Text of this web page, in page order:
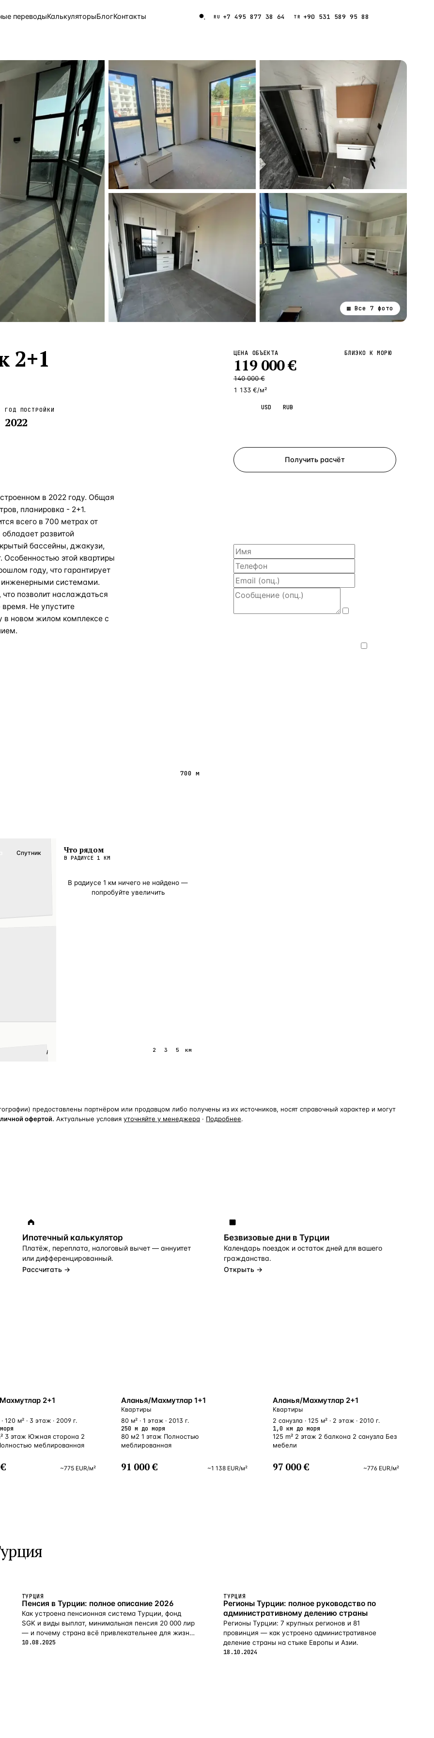
переводыКалькуляторыБлогКонтакты RU +7 495 877 38 64 TR +90 531 589 95 88
9 143 объекта
8 554 объекта
5 430 объектов
3 906 объектов
2 948 объектов
2 797 объектов
Россия · 3 920
Турция · 2 556
Таиланд · 2 172
Россия · 2 106
Турция · 2 092
Турция · 1 810
ЧАСТО ИЩУТ
Турция Россия Испания Кипр
Таиланд
Греция
▦ Все 7 фото
2+1
ГОД ПОСТРОЙКИ
2022
в 2022 году. Общая
планировка - 2+1.
всего в 700 метрах от
развитой
бассейны, джакузи,
Особенностью этой квартиры
году, что гарантирует
инженерными системами.
позволит наслаждаться
Не упустите
в новом жилом комплексе с
700 м
i
Спутник Что рядом
В РАДИУСЕ 1 КМ
В радиусе 1 км ничего не найдено —
попробуйте увеличить
2 3 5 км
ЦЕНА ОБЪЕКТА
119 000€
140 000 €
1 133 €/м²
БЛИЗКО К МОРЮ
USD RUB
Получить расчёт
предоставлены партнёром или продавцом либо получены из их источников, носят справочный характер и могут
офертой. Актуальные условия уточняйте у менеджера · Подробнее.
Ипотечный калькулятор
Платёж, переплата, налоговый вычет — аннуитет
или дифференцированный.
Рассчитать →
Безвизовые дни в Турции
Календарь поездок и остаток дней для вашего
гражданства.
Открыть →
2+1
120 м² · 3 этаж · 2009 г.
3 этаж Южная сторона 2
меблированная
~775 EUR/м²
У МОРЯ
Аланья/Махмутлар 1+1
Квартиры
80 м² · 1 этаж · 2013 г.
250 м до моря
80 м2 1 этаж Полностью
меблированная
91 000 € ~1 138 EUR/м²
БЛИЗКО К МОРЮ
Аланья/Махмутлар 2+1
Квартиры
2 санузла · 125 м² · 2 этаж · 2010 г.
1,0 км до моря
125 m² 2 этаж 2 балкона 2 санузла Без
мебели
97 000 € ~776 EUR/м²
ТУРЦИЯ
Пенсия в Турции: полное описание 2026
Как устроена пенсионная система Турции, фонд
SGK и виды выплат, минимальная пенсия 20 000 лир
— и почему страна всё привлекательнее для жизни
на пенсии в 2026-м.
10.08.2025
ТУРЦИЯ
Регионы Турции: полное руководство по
административному делению страны
Регионы Турции: 7 крупных регионов и 81
провинция — как устроено административное
деление страны на стыке Европы и Азии.
18.10.2024